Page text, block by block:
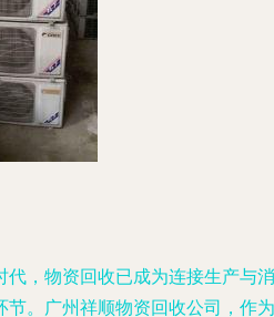
，物资回收已成为连接生产与消
。广州祥顺物资回收公司，作为